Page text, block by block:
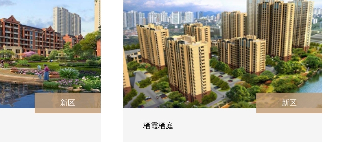
新区 新区
栖霞栖庭